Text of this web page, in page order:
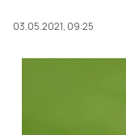
03.05.2021, 09:25